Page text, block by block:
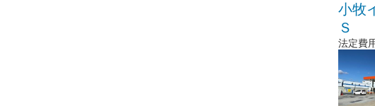
小牧
Ｓ
法定費